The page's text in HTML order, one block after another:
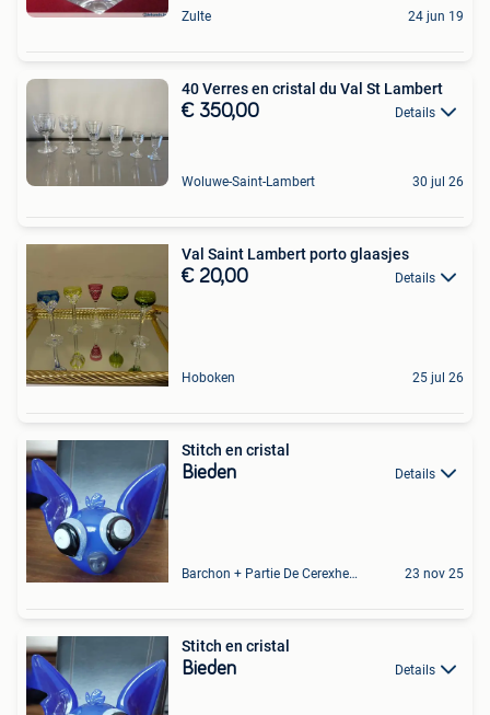
Zulte 24 jun 19
40 Verres en cristal du Val St Lambert
€ 350,00 Details
Woluwe-Saint-Lambert 30 jul 26
Val Saint Lambert porto glaasjes
€ 20,00 Details
Hoboken 25 jul 26
Stitch en cristal
Bieden Details
Barchon + Partie De Cerexhe - Heuseux, De Evegnee - Tignee 23 nov 25
Stitch en cristal
Bieden Details